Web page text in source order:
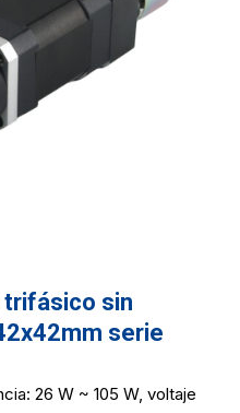
trifásico sin
serie
26 W ~ 105 W, voltaje